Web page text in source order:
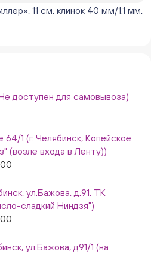
(Краснопольский, 13Г)
(г. Челябинск, ул.
"Невский")
улица Овчинникова,
8/1 (Копейск, пр. Славы
(ТК Слон, г. Миасс)
11 см, клинок 40 мм/1.1 мм,
для самовывоза)
1 (г. Челябинск, Копейское
(возле входа в Ленту))
ул.Бажова, д.91, ТК
сладкий Ниндзя")
ул.Бажова, д91/1 (на